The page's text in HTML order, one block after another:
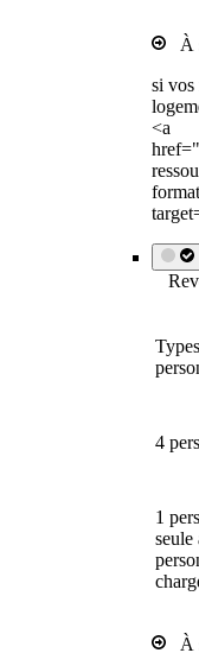
À
si vos
<a
4
1
seule
À